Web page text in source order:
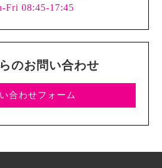
Fri 08:45-17:45
のお問い合わせ
合わせフォーム